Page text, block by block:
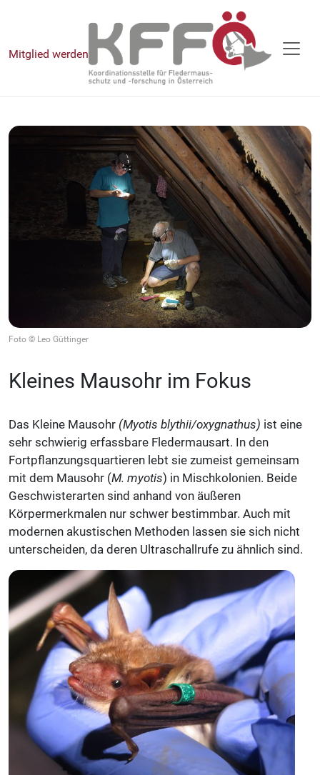
Mitglied werden
Foto © Leo Güttinger
Kleines Mausohr im Fokus
Das Kleine Mausohr (Myotis blythii/oxygnathus) ist eine
sehr schwierig erfassbare Fledermausart. In den
Fortpflanzungsquartieren lebt sie zumeist gemeinsam
mit dem Mausohr (M. myotis) in Mischkolonien. Beide
Geschwisterarten sind anhand von äußeren
Körpermerkmalen nur schwer bestimmbar. Auch mit
modernen akustischen Methoden lassen sie sich nicht
unterscheiden, da deren Ultraschallrufe zu ähnlich sind.